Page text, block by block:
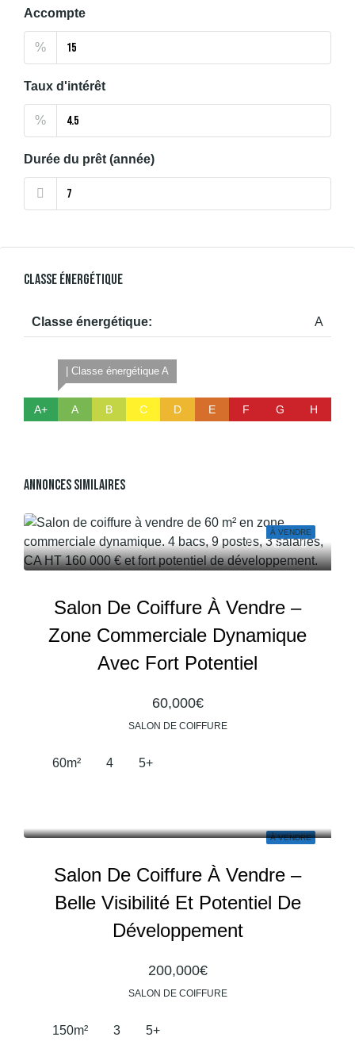
Accompte
%
Taux d'intérêt
%
Durée du prêt (année)
Classe Énergétique
Classe énergétique: A
A+
| Classe énergétique A
A B C D E F G H
Annonces Similaires
À VENDRE
Salon De Coiffure À Vendre –
Zone Commerciale Dynamique
Avec Fort Potentiel
60,000€
SALON DE COIFFURE
60m² 4 5+
À VENDRE
Salon De Coiffure À Vendre –
Belle Visibilité Et Potentiel De
Développement
200,000€
SALON DE COIFFURE
150m² 3 5+